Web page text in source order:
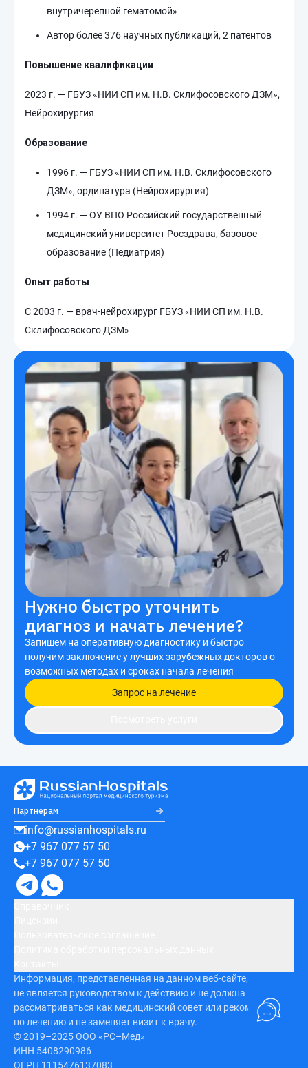
внутричерепной гематомой»
Автор более 376 научных публикаций, 2 патентов
Повышение квалификации
2023 г. — ГБУЗ «НИИ СП им. Н.В. Склифосовского ДЗМ»,
Нейрохирургия
Образование
1996 г. — ГБУЗ «НИИ СП им. Н.В. Склифосовского
ДЗМ», ординатура (Нейрохирургия)
1994 г. — ОУ ВПО Российский государственный
медицинский университет Росздрава, базовое
образование (Педиатрия)
Опыт работы
С 2003 г. — врач-нейрохирург ГБУЗ «НИИ СП им. Н.В.
Склифосовского ДЗМ»
Нужно быстро уточнить
диагноз и начать лечение?
Запишем на оперативную диагностику и быстро
получим заключение у лучших зарубежных докторов о
возможных методах и сроках начала лечения
Запрос на лечение
Партнерам
info@russianhospitals.ru
+7 967 077 57 50
+7 967 077 57 50
Информация, представленная на данном веб-сайте,
не является руководством к действию и не должна
рассматриваться как медицинский совет или рекомендация
по лечению и не заменяет визит к врачу.
© 2019–2025 ООО «РС–Мед»
ИНН 5408290986
ОГРН 1115476137083